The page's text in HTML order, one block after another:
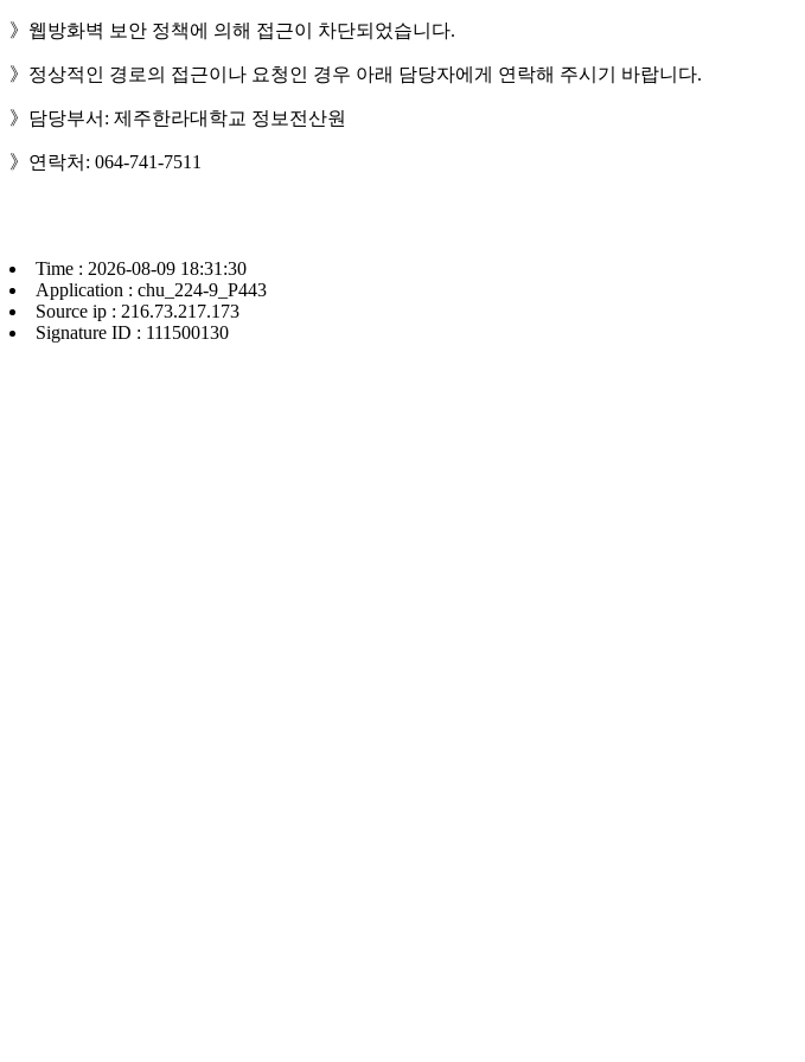
》웹방화벽 보안 정책에 의해 접근이 차단되었습니다.
》정상적인 경로의 접근이나 요청인 경우 아래 담당자에게 연락해 주시기 바랍니다.
》담당부서: 제주한라대학교 정보전산원
》연락처: 064-741-7511
Time : 2026-08-09 18:31:30
Application : chu_224-9_P443
Source ip : 216.73.217.173
Signature ID : 111500130